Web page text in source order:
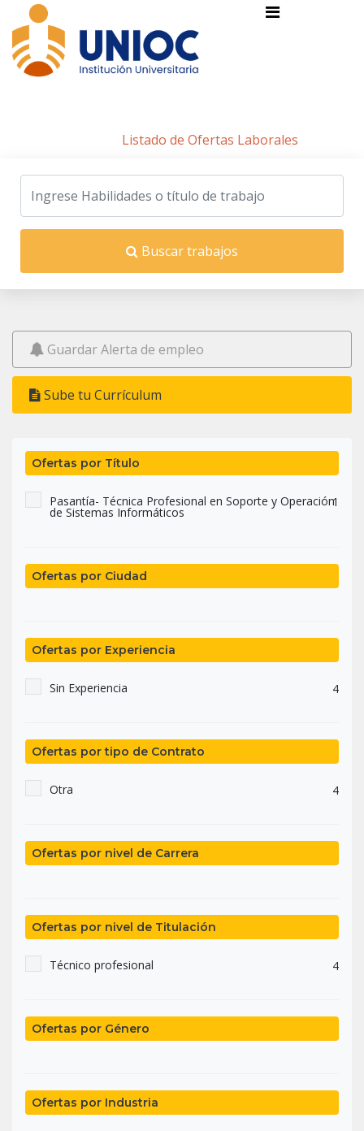
Listado de Ofertas Laborales
Buscar trabajos
Guardar Alerta de empleo
Sube tu Currículum
Ofertas por Título
Pasantía- Técnica Profesional en Soporte y Operación
de Sistemas Informáticos
1
Ofertas por Ciudad
Ofertas por Experiencia
Sin Experiencia 4
Ofertas por tipo de Contrato
Otra 4
Ofertas por nivel de Carrera
Ofertas por nivel de Titulación
Técnico profesional 4
Ofertas por Género
Ofertas por Industria